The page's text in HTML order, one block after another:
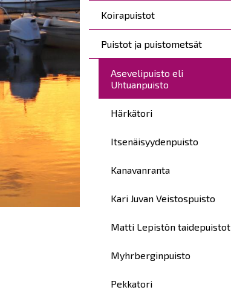
Koirapuistot
Puistot ja puistometsät
Asevelipuisto eli
Uhtuanpuisto
Härkätori
Itsenäisyydenpuisto
Kanavanranta
Kari Juvan Veistospuisto
Matti Lepistön taidepuistot
Myhrberginpuisto
Pekkatori